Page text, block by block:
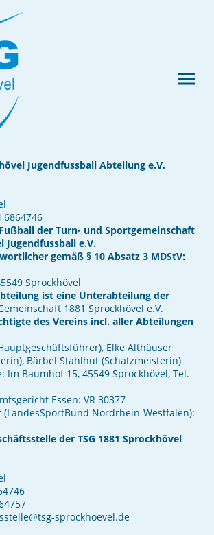
Jugendfussball Abteilung e.V.
6864746
der Turn- und Sportgemeinschaft
Jugendfussball e.V.
gemäß § 10 Absatz 3 MDStV:
Sprockhövel
ist eine Unterabteilung der
1881 Sprockhövel e.V.
des Vereins incl. aller Abteilungen
Elke Althäuser
Bärbel Stahlhut (Schatzmeisterin)
Im Baumhof 15, 45549 Sprockhövel, Tel.
Essen: VR 30377
Nordrhein-Westfalen):
der TSG 1881 Sprockhövel
sprockhoevel.de